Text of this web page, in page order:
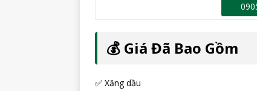
💰 Giá Đã Bao Gồm
✅ Xăng dầu